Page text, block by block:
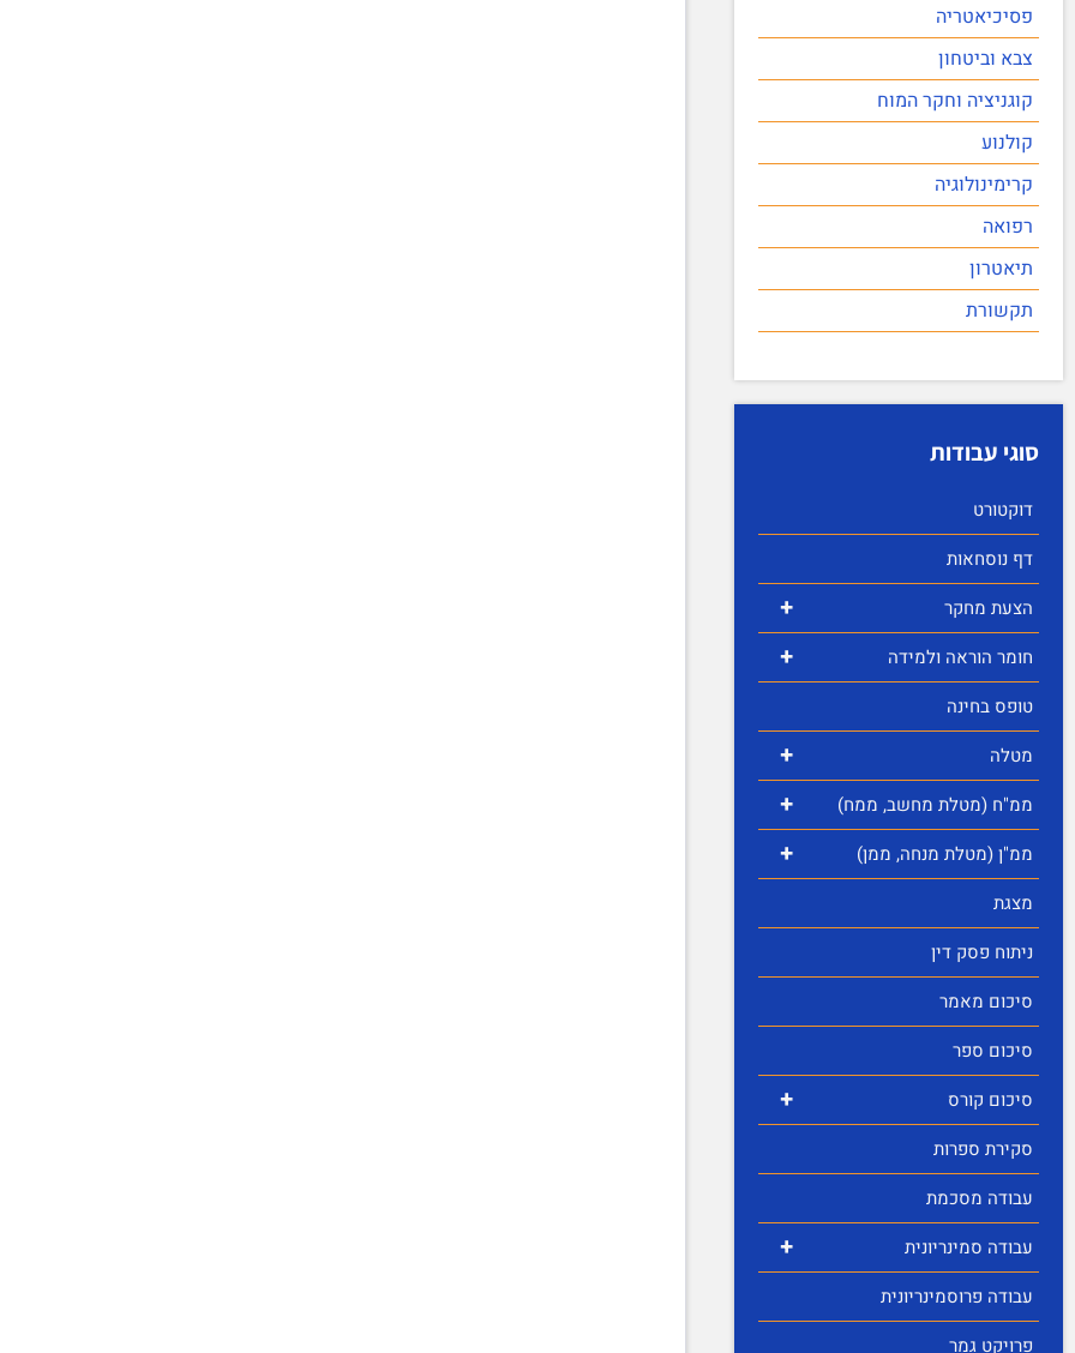
פסיכיאטריה
צבא וביטחון
קוגניציה וחקר המוח
קולנוע
קרימינולוגיה
רפואה
תיאטרון
תקשורת
סוגי עבודות
דוקטורט
דף נוסחאות
+ הצעת מחקר
+
חומר הוראה ולמידה
טופס בחינה
+ מטלה
+ ממ"ח (מטלת מחשב, ממח)
+
ממ"ן (מטלת מנחה, ממן)
מצגת
ניתוח פסק דין
סיכום מאמר
סיכום ספר
+
סיכום קורס
סקירת ספרות
עבודה מסכמת
+
עבודה סמינריונית
עבודה פרוסמינריונית
פרויקט גמר